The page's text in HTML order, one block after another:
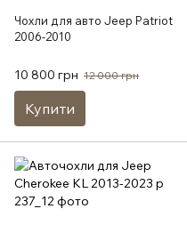
Чохли для авто Jeep Patriot
2006-2010
10 800 грн 12 000 грн
Купити